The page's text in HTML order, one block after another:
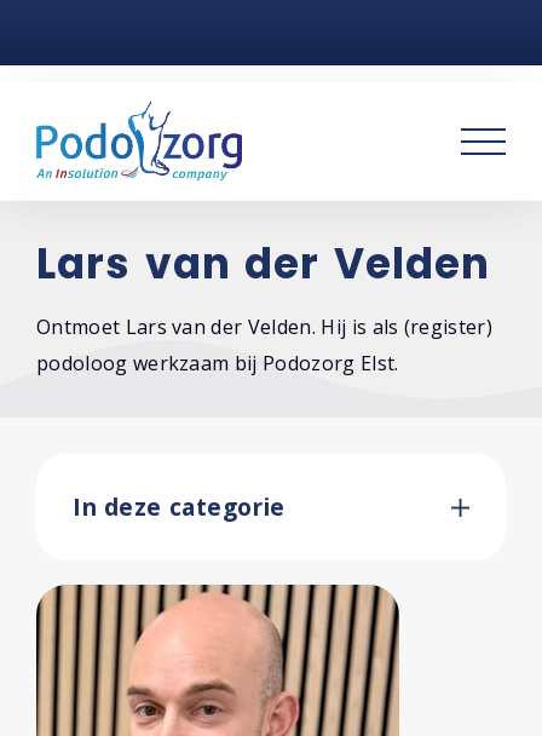
Voetklachten
Podotherapie
Praktijken
Contact
Lars van der Velden
Ontmoet Lars van der Velden. Hij is als (register)
podoloog werkzaam bij Podozorg Elst.
In deze categorie